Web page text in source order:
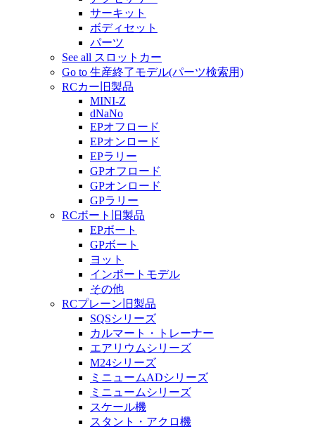
サーキット
ボディセット
パーツ
See all スロットカー
Go to 生産終了モデル(パーツ検索用)
RCカー旧製品
MINI-Z
dNaNo
EPオフロード
EPオンロード
EPラリー
GPオフロード
GPオンロード
GPラリー
RCボート旧製品
EPボート
GPボート
ヨット
インポートモデル
その他
RCプレーン旧製品
SQSシリーズ
カルマート・トレーナー
エアリウムシリーズ
M24シリーズ
ミニュームADシリーズ
ミニュームシリーズ
スケール機
スタント・アクロ機